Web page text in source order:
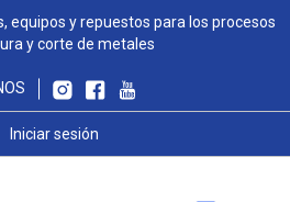
equipos y repuestos para los procesos
y corte de metales
Iniciar sesión